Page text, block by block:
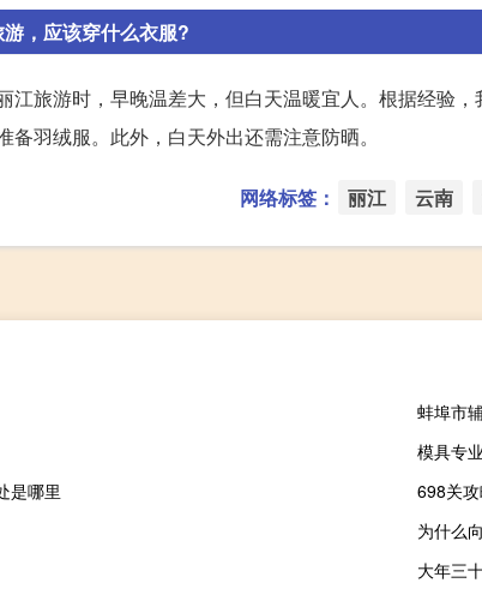
，应该穿什么衣服?
江旅游时，早晚温差大，但白天温暖宜人。根据经验
备羽绒服。此外，白天外出还需注意防晒。
网络标签： 丽江 云南
蚌埠市
模具专
是哪里
698关
为什么
大年三